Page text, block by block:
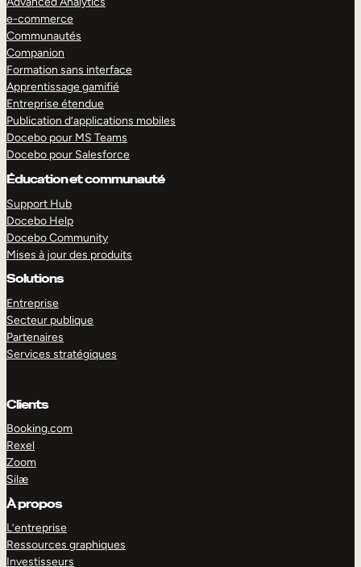
e-commerce
Communautés
Companion
Formation sans interface
Apprentissage gamifié
Entreprise étendue
Publication d’applications mobiles
Docebo pour MS Teams
Docebo pour Salesforce
Éducation et communauté
Support Hub
Docebo Help
Docebo Community
Mises à jour des produits
Solutions
Entreprise
Secteur publique
Partenaires
Services stratégiques
Clients
Booking.com
Rexel
Zoom
Silæ
À propos
L’entreprise
Ressources graphiques
Investisseurs